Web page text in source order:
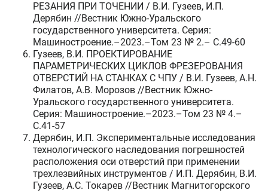
РЕЗАНИЯ ПРИ ТОЧЕНИИ / В.И. Гузеев, И.П.
Дерябин //Вестник Южно-Уральского
государственного университета. Серия:
Машиностроение.–2023.–Том 23 № 2.– C.49-60
Гузеев, В.И. ПРОЕКТИРОВАНИЕ
ПАРАМЕТРИЧЕСКИХ ЦИКЛОВ ФРЕЗЕРОВАНИЯ
ОТВЕРСТИЙ НА СТАНКАХ С ЧПУ / В.И. Гузеев, А.Н.
Филатов, А.В. Морозов //Вестник Южно-
Уральского государственного университета.
Серия: Машиностроение.–2023.–Том 23 № 4.–
C.41-57
Дерябин, И.П. Экспериментальные исследования
технологического наследования погрешностей
расположения оси отверстий при применении
трехлезвийных инструментов / И.П. Дерябин, В.И.
Гузеев, А.С. Токарев //Вестник Магнитогорского